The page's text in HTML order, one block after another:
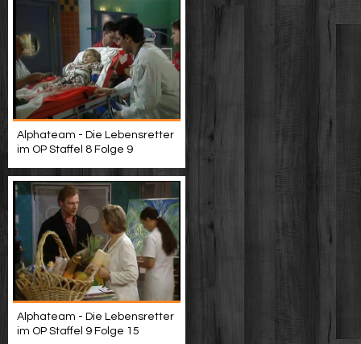
Alphateam - Die Lebensretter
im OP Staffel 8 Folge 9
Alphateam - Die Lebensretter
im OP Staffel 9 Folge 15